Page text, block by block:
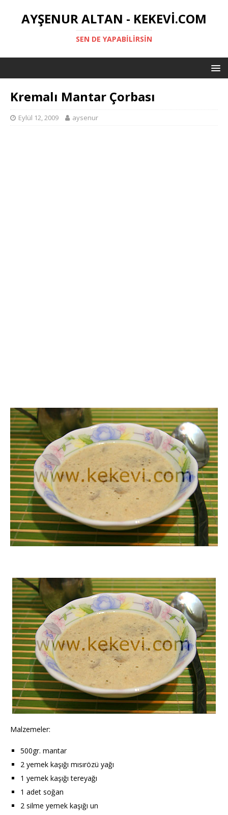
AYŞENUR ALTAN - KEKEVI.COM
SEN DE YAPABILIRSIN
Kremalı Mantar Çorbası
Eylül 12, 2009 aysenur
Malzemeler:
500gr. mantar
2 yemek kaşığı mısırözü yağı
1 yemek kaşığı tereyağı
1 adet soğan
2 silme yemek kaşığı un